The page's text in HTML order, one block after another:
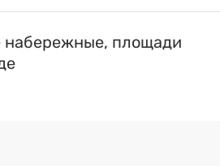
набережные, площади